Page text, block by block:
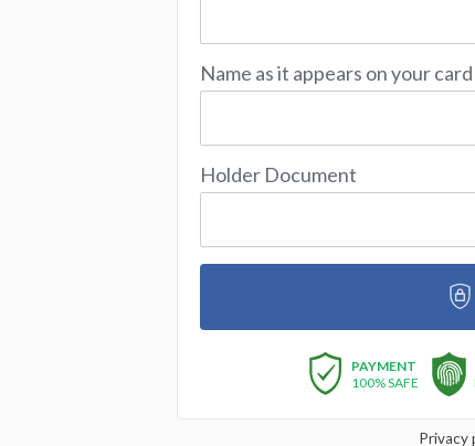
Name as it appears on your card
Holder Document
PAYMENT
100% SAFE
Privacy